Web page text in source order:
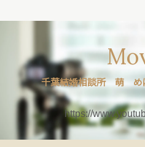
千葉結婚相談所 萌 め
https://